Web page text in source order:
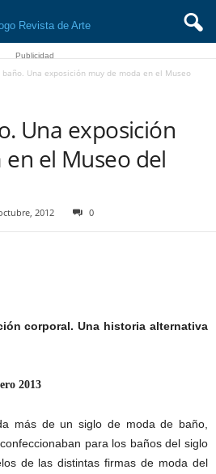
Publicidad
Una exposición muy de moda en el Museo
Una exposición
el Museo del
2012 0
corporal. Una historia alternativa
2013
más de un siglo de moda de baño,
para los baños del siglo
de las distintas firmas de moda del